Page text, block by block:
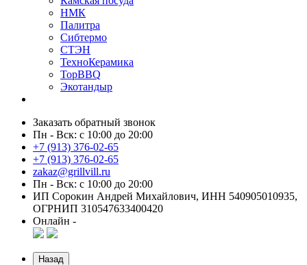
НМК
Палитра
Сибтермо
СТЭН
ТехноКерамика
ТорBBQ
Экотандыр
Заказать обратный звонок
Пн - Вск: с 10:00 до 20:00
+7 (913) 376-02-65
+7 (913) 376-02-65
zakaz@grillvill.ru
Пн - Вск: с 10:00 до 20:00
ИП Сорокин Андрей Михайлович, ИНН 540905010935,
ОГРНИП 310547633400420
Онлайн -
Назад